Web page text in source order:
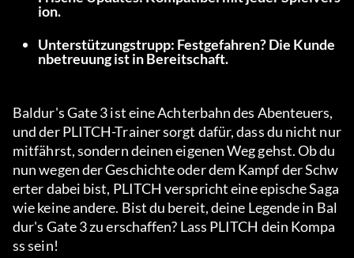
ion.
Unterstützungstrupp: Festgefahren? Die Kunde
nbetreuung ist in Bereitschaft.
Baldur's Gate 3 ist eine Achterbahn des Abenteuers,
und der PLITCH-Trainer sorgt dafür, dass du nicht nur
mitfährst, sondern deinen eigenen Weg gehst. Ob du
nun wegen der Geschichte oder dem Kampf der Schw
erter dabei bist, PLITCH verspricht eine epische Saga
wie keine andere. Bist du bereit, deine Legende in Bal
dur's Gate 3 zu erschaffen? Lass PLITCH dein Kompa
ss sein!